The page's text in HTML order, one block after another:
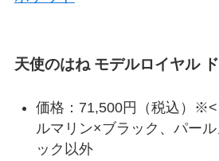
天使のはね モデルロイヤル
価格：71,500円（税込）※<
ルマリン×ブラック、パー
ック以外